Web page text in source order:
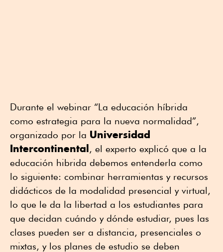
Durante el webinar “La educación híbrida
como estrategia para la nueva normalidad”,
organizado por la Universidad
Intercontinental, el experto explicó que a la
educación hibrida debemos entenderla como
lo siguiente: combinar herramientas y recursos
didácticos de la modalidad presencial y virtual,
lo que le da la libertad a los estudiantes para
que decidan cuándo y dónde estudiar, pues las
clases pueden ser a distancia, presenciales o
mixtas, y los planes de estudio se deben